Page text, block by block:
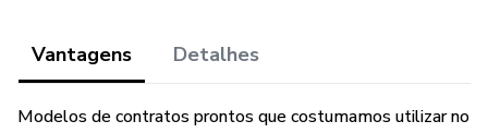
Vantagens Detalhes
Modelos de contratos prontos que costumamos utilizar no